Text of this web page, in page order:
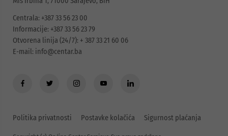
Centrala: +387 33 56 23 00
Informacije: +387 33 56 23 79
Otvorena linija (24/7): + 387 33 21 60 06
E-mail: info@centar.ba
Politika privatnosti Postavke kolačića Sigurnost plaćanja